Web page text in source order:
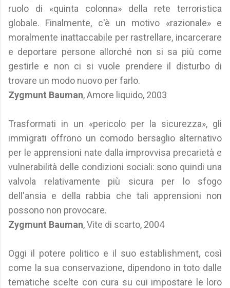
ruolo di «quinta colonna» della rete terroristica
globale. Finalmente, c'è un motivo «razionale» e
moralmente inattaccabile per rastrellare, incarcerare
e deportare persone allorché non si sa più come
gestirle e non ci si vuole prendere il disturbo di
trovare un modo nuovo per farlo.
Zygmunt Bauman, Amore liquido, 2003
Trasformati in un «pericolo per la sicurezza», gli
immigrati offrono un comodo bersaglio alternativo
per le apprensioni nate dalla improvvisa precarietà e
vulnerabilità delle condizioni sociali: sono quindi una
valvola relativamente più sicura per lo sfogo
dell'ansia e della rabbia che tali apprensioni non
possono non provocare.
Zygmunt Bauman, Vite di scarto, 2004
Oggi il potere politico e il suo establishment, così
come la sua conservazione, dipendono in toto dalle
tematiche scelte con cura su cui impostare le loro